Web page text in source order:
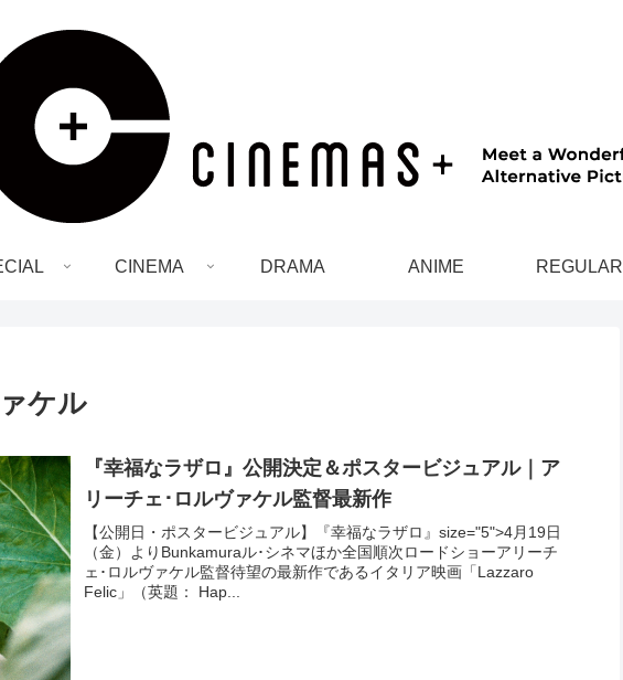
CINEMA DRAMA ANIME REGULAR
ケル
『幸福なラザロ』公開決定＆ポスタービジュアル｜ア
リーチェ･ロルヴァケル監督最新作
【公開日・ポスタービジュアル】『幸福なラザロ』size="5">4月19日
（金）よりBunkamuraル･シネマほか全国順次ロードショーアリーチ
ェ･ロルヴァケル監督待望の最新作であるイタリア映画「Lazzaro
Felic」（英題： Hap...